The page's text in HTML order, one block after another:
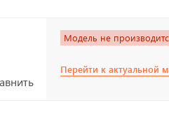
Модель не
Перейти к актуальной